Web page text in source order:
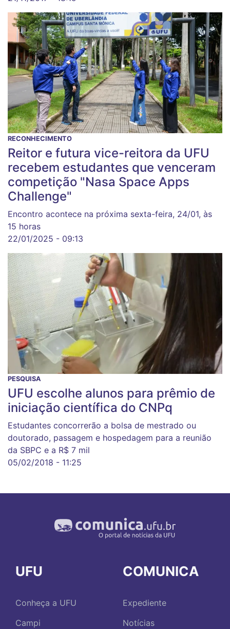
RECONHECIMENTO
Reitor e futura vice-reitora da UFU
recebem estudantes que venceram
competição "Nasa Space Apps
Challenge"
Encontro acontece na próxima sexta-feira, 24/01, às
15 horas
22/01/2025 - 09:13
PESQUISA
UFU escolhe alunos para prêmio de
iniciação científica do CNPq
Estudantes concorrerão a bolsa de mestrado ou
doutorado, passagem e hospedagem para a reunião
da SBPC e a R$ 7 mil
05/02/2018 - 11:25
UFU
Conheça a UFU
Campi
COMUNICA
Expediente
Notícias